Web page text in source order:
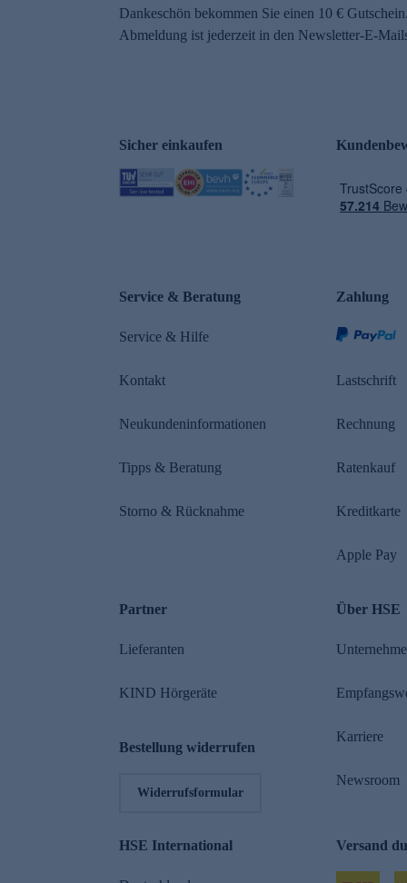
Dankeschön bekommen Sie einen 10 €
Abmeldung ist jederzeit in den Newsletter-E-
Sicher einkaufen
Service & Beratung
Service & Hilfe
Kontakt
Neukundeninformationen
Tipps & Beratung
Storno & Rücknahme
Zahlung
Lastschrift
Rechnung
Ratenkauf
Kreditkarte
Apple Pay
Partner
Lieferanten
KIND Hörgeräte
Bestellung widerrufen
Widerrufsformular
Über HSE
Karriere
Newsroom
HSE International Versand